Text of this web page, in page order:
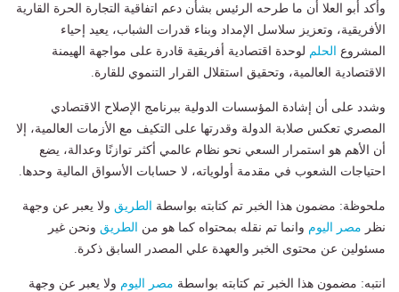
وأكد أبو العلا أن ما طرحه الرئيس بشأن دعم اتفاقية التجارة الحرة القارية
الأفريقية، وتعزيز سلاسل الإمداد وبناء قدرات الشباب، يعيد إحياء
المشروع الحلم لوحدة اقتصادية أفريقية قادرة على مواجهة الهيمنة
الاقتصادية العالمية، وتحقيق استقلال القرار التنموي للقارة.
وشدد على أن إشادة المؤسسات الدولية ببرنامج الإصلاح الاقتصادي
المصري تعكس صلابة الدولة وقدرتها على التكيف مع الأزمات العالمية، إلا
أن الأهم هو استمرار السعي نحو نظام عالمي أكثر توازنًا وعدالة، يضع
احتياجات الشعوب في مقدمة أولوياته، لا حسابات الأسواق المالية وحدها.
ملحوظة: مضمون هذا الخبر تم كتابته بواسطة الطريق ولا يعبر عن وجهة
نظر مصر اليوم وانما تم نقله بمحتواه كما هو من الطريق ونحن غير
مسئولين عن محتوى الخبر والعهدة علي المصدر السابق ذكرة.
انتبه: مضمون هذا الخبر تم كتابته بواسطة مصر اليوم ولا يعبر عن وجهة